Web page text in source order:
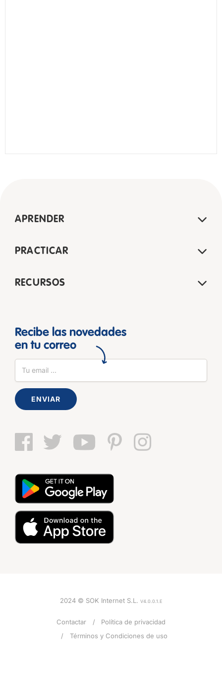
APRENDER
PRACTICAR
RECURSOS
Recibe las novedades
en tu correo
ENVIAR
2024 © SOK Internet S.L. V4.0.0.1.E
Contactar
Política de privacidad
Términos y Condiciones de uso